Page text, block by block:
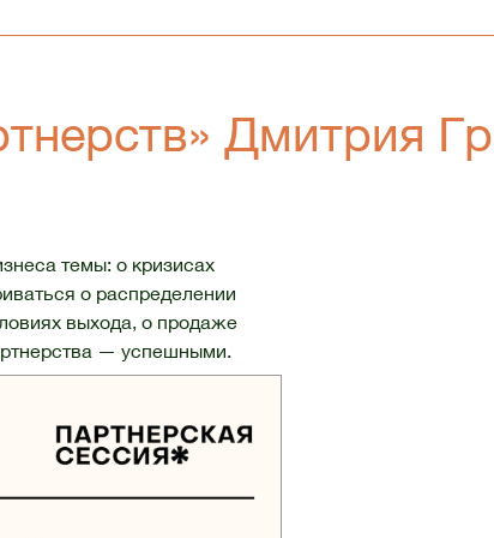
Дмитрия
темы: о кризисах
о распределении
выхода, о продаже
— успешными.